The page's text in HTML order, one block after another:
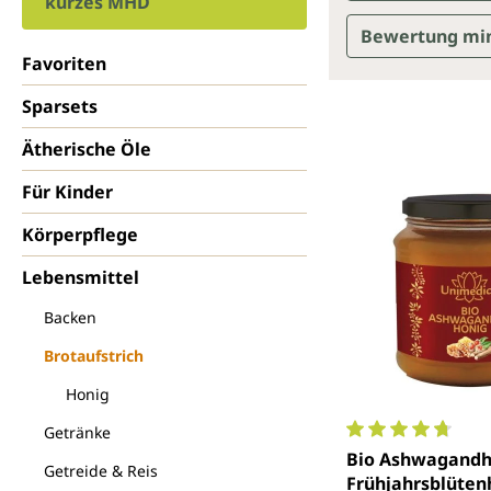
Favoriten
Sparsets
Ätherische Öle
Für Kinder
Körperpflege
Lebensmittel
Backen
Brotaufstrich
Honig
Getränke
Getreide & Reis
Bewertung
Bio